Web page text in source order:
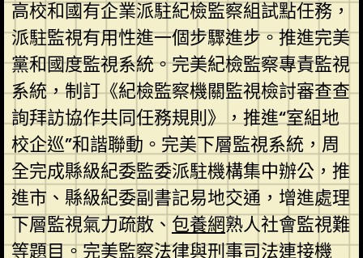
高校和國有企業派駐紀檢監察組試點任務，
派駐監視有用性進一個步驟進步。推進完美
黨和國度監視系統。完美紀檢監察專責監視
系統，制訂《紀檢監察機關監視檢討審查查
詢拜訪協作共同任務規則》，推進“室組地
校企巡”和諧聯動。完美下層監視系統，周
全完成縣級紀委監委派駐機構集中辦公，推
進市、縣級紀委副書記易地交通，增進處理
下層監視氣力疏散、 包養網熟人社會監視難
等題目。完美監察法律與刑事司法連接機